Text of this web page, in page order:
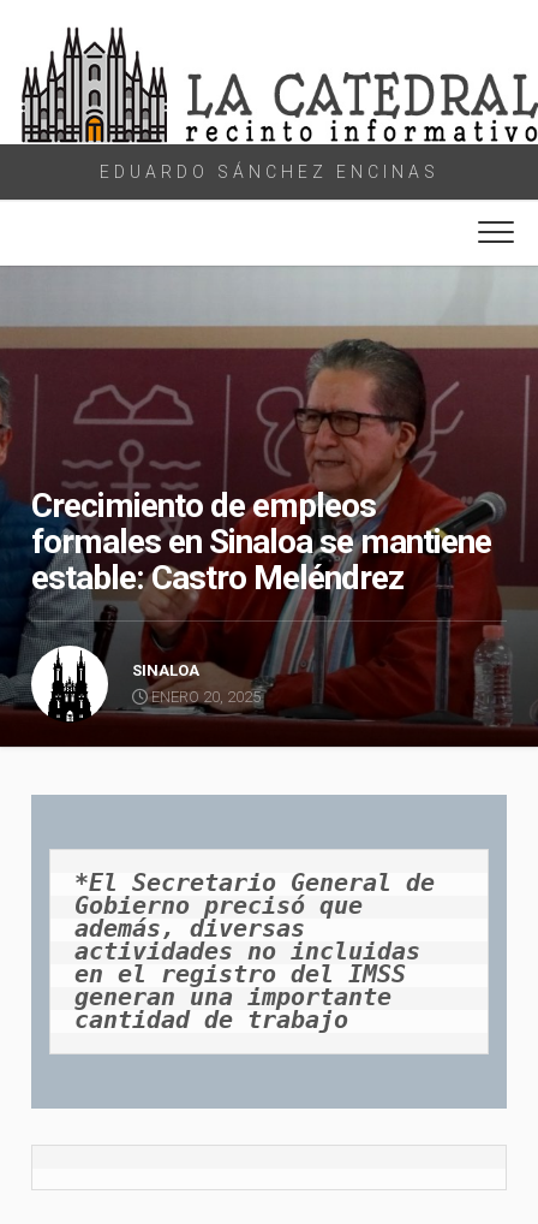
content
EDUARDO SÁNCHEZ ENCINAS
Crecimiento de empleos
formales en Sinaloa se mantiene
estable: Castro Meléndrez
SINALOA
ENERO 20, 2025
*El Secretario General de
Gobierno precisó que
además, diversas
actividades no incluidas
en el registro del IMSS
generan una importante
cantidad de trabajo